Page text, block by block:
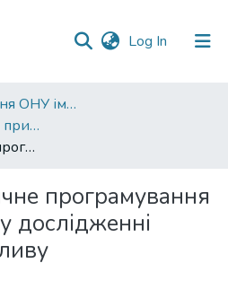
Log In (current)
Наукові видання ОНУ імені І. І. Мечникова
Актуальні проблеми прикладної лінгвістики
Нейролінгвістичне програмування в комплексному дослідженні рекламного впливу
програмування
дослідженні